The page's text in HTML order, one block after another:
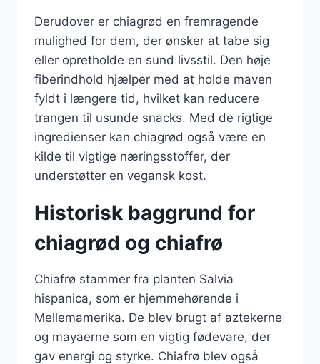
Derudover er chiagrød en fremragende
mulighed for dem, der ønsker at tabe sig
eller opretholde en sund livsstil. Den høje
fiberindhold hjælper med at holde maven
fyldt i længere tid, hvilket kan reducere
trangen til usunde snacks. Med de rigtige
ingredienser kan chiagrød også være en
kilde til vigtige næringsstoffer, der
understøtter en vegansk kost.
Historisk baggrund for
chiagrød og chiafrø
Chiafrø stammer fra planten Salvia
hispanica, som er hjemmehørende i
Mellemamerika. De blev brugt af aztekerne
og mayaerne som en vigtig fødevare, der
gav energi og styrke. Chiafrø blev også